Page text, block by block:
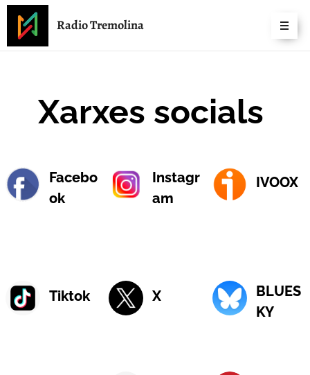
Radio Tremolina
Xarxes socials
Facebo
ok
Instagr
am
IVOOX
Tiktok X
BLUES
KY